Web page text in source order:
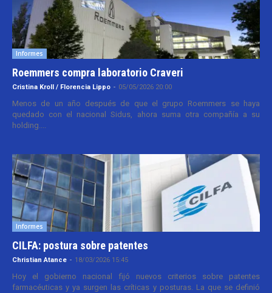
Informes
Roemmers compra laboratorio Craveri
Cristina Kroll / Florencia Lippo - 05/05/2026 20:00
Menos de un año después de que el grupo Roemmers se haya
quedado con el nacional Sidus, ahora suma otra compañía a su
holding....
Informes
CILFA: postura sobre patentes
Christian Atance - 18/03/2026 15:45
Hoy el gobierno nacional fijó nuevos criterios sobre patentes
farmacéuticas y ya surgen las críticas y posturas. La que se definió